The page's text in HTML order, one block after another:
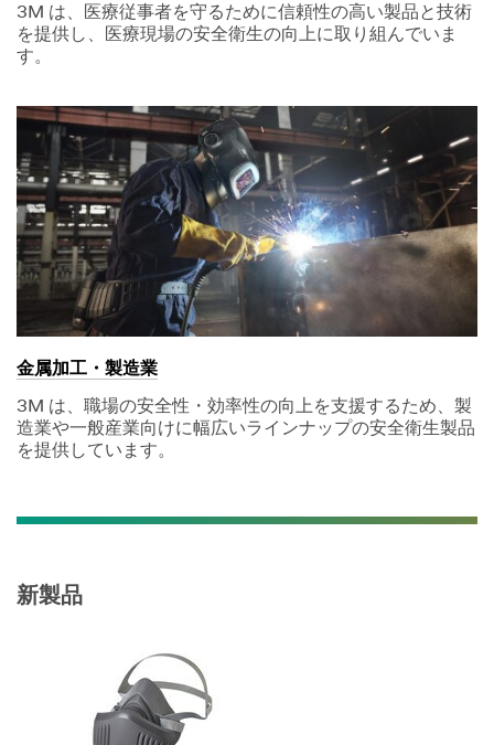
3M は、医療従事者を守るために信頼性の高い製品と技術
を提供し、医療現場の安全衛生の向上に取り組んでいま
す。
金属加工・製造業
3M は、職場の安全性・効率性の向上を支援するため、製
造業や一般産業向けに幅広いラインナップの安全衛生製品
を提供しています。
新製品